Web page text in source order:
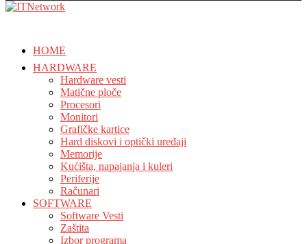
HOME
HARDWARE
Hardware vesti
Matične ploče
Procesori
Monitori
Grafičke kartice
Hard diskovi i optički uređaji
Memorije
Kućišta, napajanja i kuleri
Periferije
Računari
SOFTWARE
Software Vesti
Zaštita
Izbor programa